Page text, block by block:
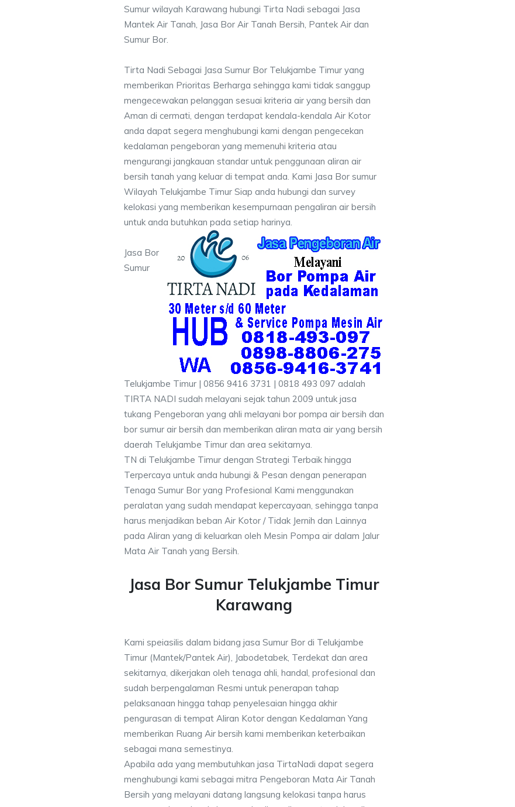
Sumur wilayah Karawang hubungi Tirta Nadi sebagai Jasa
Mantek Air Tanah, Jasa Bor Air Tanah Bersih, Pantek Air dan
Sumur Bor.
Tirta Nadi Sebagai Jasa Sumur Bor Telukjambe Timur yang
memberikan Prioritas Berharga sehingga kami tidak sanggup
mengecewakan pelanggan sesuai kriteria air yang bersih dan
Aman di cermati, dengan terdapat kendala-kendala Air Kotor
anda dapat segera menghubungi kami dengan pengecekan
kedalaman pengeboran yang memenuhi kriteria atau
mengurangi jangkauan standar untuk penggunaan aliran air
bersih tanah yang keluar di tempat anda. Kami Jasa Bor sumur
Wilayah Telukjambe Timur Siap anda hubungi dan survey
kelokasi yang memberikan kesempurnaan pengaliran air bersih
untuk anda butuhkan pada setiap harinya.
Jasa Bor
Sumur
Telukjambe Timur | 0856 9416 3731 | 0818 493 097 adalah
TIRTA NADI sudah melayani sejak tahun 2009 untuk jasa
tukang Pengeboran yang ahli melayani bor pompa air bersih dan
bor sumur air bersih dan memberikan aliran mata air yang bersih
daerah Telukjambe Timur dan area sekitarnya.
TN di Telukjambe Timur dengan Strategi Terbaik hingga
Terpercaya untuk anda hubungi & Pesan dengan penerapan
Tenaga Sumur Bor yang Profesional Kami menggunakan
peralatan yang sudah mendapat kepercayaan, sehingga tanpa
harus menjadikan beban Air Kotor / Tidak Jernih dan Lainnya
pada Aliran yang di keluarkan oleh Mesin Pompa air dalam Jalur
Mata Air Tanah yang Bersih.
Jasa Bor Sumur Telukjambe Timur
Karawang
Kami speiasilis dalam bidang jasa Sumur Bor di Telukjambe
Timur (Mantek/Pantek Air), Jabodetabek, Terdekat dan area
sekitarnya, dikerjakan oleh tenaga ahli, handal, profesional dan
sudah berpengalaman Resmi untuk penerapan tahap
pelaksanaan hingga tahap penyelesaian hingga akhir
pengurasan di tempat Aliran Kotor dengan Kedalaman Yang
memberikan Ruang Air bersih kami memberikan keterbaikan
sebagai mana semestinya.
Apabila ada yang membutuhkan jasa TirtaNadi dapat segera
menghubungi kami sebagai mitra Pengeboran Mata Air Tanah
Bersih yang melayani datang langsung kelokasi tanpa harus